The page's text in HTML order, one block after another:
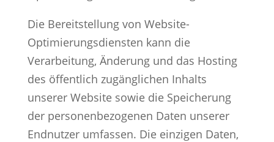
Die Bereitstellung von Website-
Optimierungsdiensten kann die
Verarbeitung, Änderung und das Hosting
des öffentlich zugänglichen Inhalts
unserer Website sowie die Speicherung
der personenbezogenen Daten unserer
Endnutzer umfassen. Die einzigen Daten,